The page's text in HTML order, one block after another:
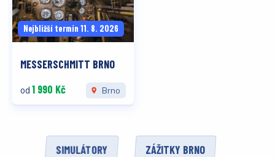
Nejbližší termín 11. 8. 2026
MESSERSCHMITT BRNO
od 1 990 Kč Brno
SIMULÁTORY ZÁŽITKY BRNO